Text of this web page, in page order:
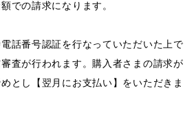
での請求になります。
話番号認証を行なっていただいた上で
査が行われます。購入者さまの請求が
とし【翌月にお支払い】をいただきま